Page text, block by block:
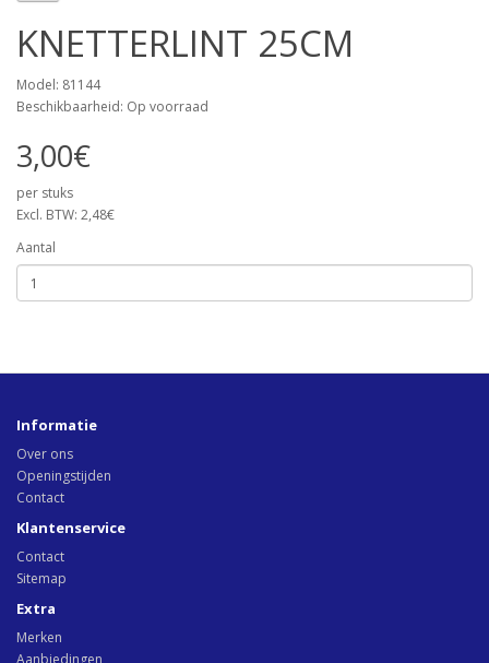
KNETTERLINT 25CM
Model: 81144
Beschikbaarheid: Op voorraad
3,00€
per stuks
Excl. BTW: 2,48€
Aantal
Informatie
Over ons
Openingstijden
Contact
Klantenservice
Contact
Sitemap
Extra
Merken
Aanbiedingen